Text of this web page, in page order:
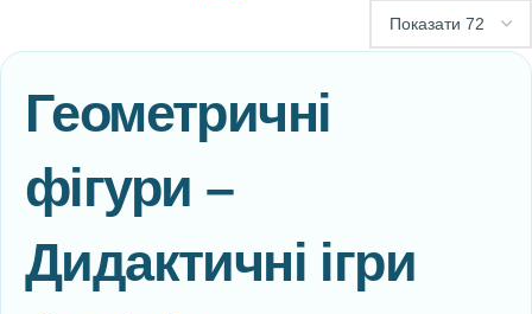
Геометричні
фігури –
Дидактичні ігри